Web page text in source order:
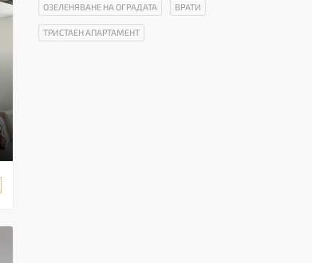
ОЗЕЛЕНЯВАНЕ НА ОГРАДАТА ВРАТИ
ТРИСТАЕН АПАРТАМЕНТ